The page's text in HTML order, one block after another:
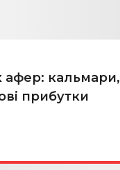
афер: кальмари,
прибутки